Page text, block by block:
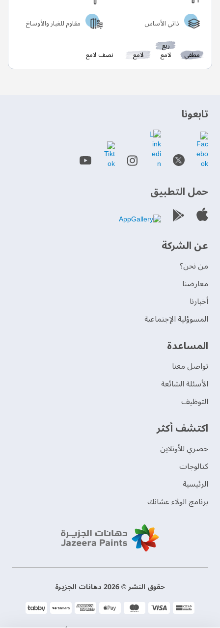
ذاتي الأساس
مقاوم للغبار والأوساخ
مطفي
ربع
لامع لامع نصف لامع
‫تابعونا‬
حمل التطبيق
عن الشركة
من نحن؟
‫معارضنا‬
‫أخبارنا‬
المسوؤلية الإجتماعية
‫المساعدة‬
تواصل معنا
الأسئلة الشائعة
التوظيف
اكتشف أكثر
حصري للأونلاين
‫كتالوجات‬
الرئيسية
برنامج الولاء عشانك
حقوق النشر © 2026 دهانات الجزيرة